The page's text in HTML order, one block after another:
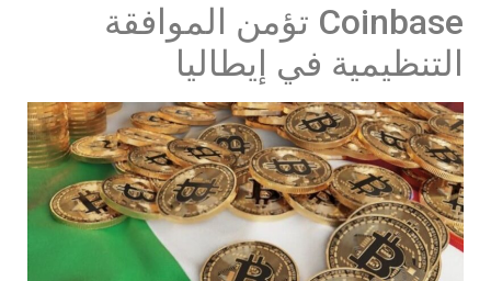
Coinbase تؤمن الموافقة
التنظيمية في إيطاليا